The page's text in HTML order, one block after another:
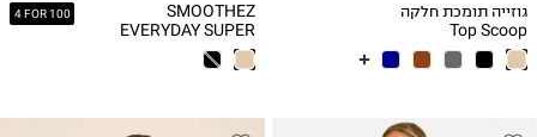
גוזייה תומכת חלקה
Top Scoop
4 FOR 100
SMOOTHEZ
EVERYDAY SUPER
מחטב בגזרה גבוהה